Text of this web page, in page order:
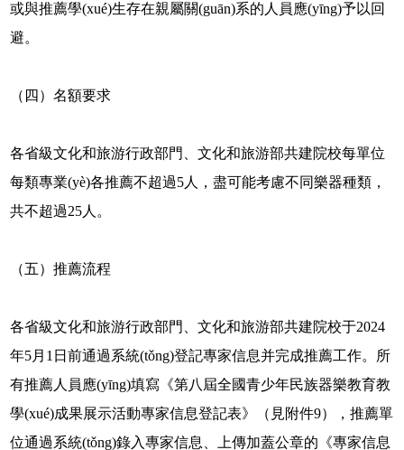
或與推薦學(xué)生存在親屬關(guān)系的人員應(yīng)予以回
避。
（四）名額要求
各省級文化和旅游行政部門、文化和旅游部共建院校每單位
每類專業(yè)各推薦不超過5人，盡可能考慮不同樂器種類，
共不超過25人。
（五）推薦流程
各省級文化和旅游行政部門、文化和旅游部共建院校于2024
年5月1日前通過系統(tǒng)登記專家信息并完成推薦工作。所
有推薦人員應(yīng)填寫《第八屆全國青少年民族器樂教育教
學(xué)成果展示活動專家信息登記表》（見附件9），推薦單
位通過系統(tǒng)錄入專家信息、上傳加蓋公章的《專家信息